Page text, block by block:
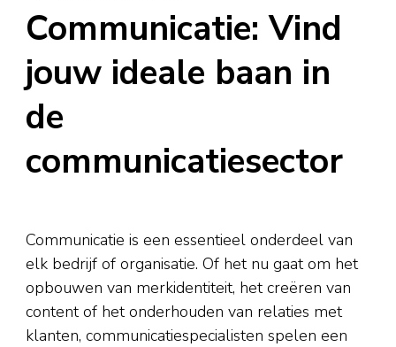
Communicatie: Vind
jouw ideale baan in
de
communicatiesector
Communicatie is een essentieel onderdeel van
elk bedrijf of organisatie. Of het nu gaat om het
opbouwen van merkidentiteit, het creëren van
content of het onderhouden van relaties met
klanten, communicatiespecialisten spelen een